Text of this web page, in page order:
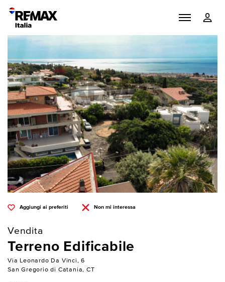
Aggiungi ai preferiti Non mi interessa
Vendita
Terreno Edificabile
Via Leonardo Da Vinci, 6
San Gregorio di Catania, CT